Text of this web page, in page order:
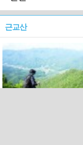
근교산